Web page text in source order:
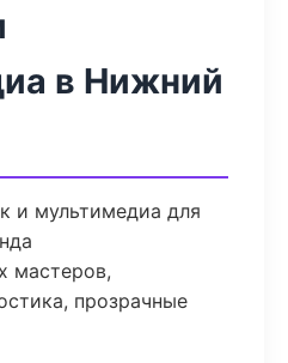
в Нижний
и мультимедиа для
мастеров,
прозрачные